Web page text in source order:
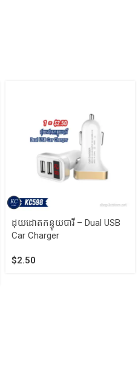
ដុយដោតកន្ទុយបារី – Dual USB
Car Charger
$2.50